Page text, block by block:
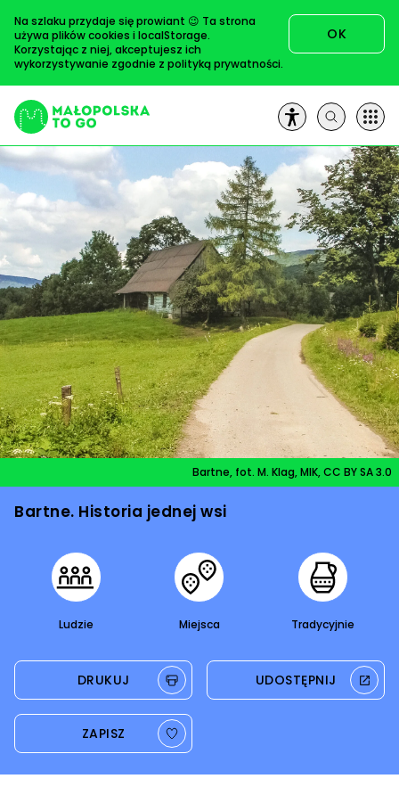
do
treści
Trasy
Artykuły
Książki
Na pole!
Nad wodę!
O nas
Szukaj:
Bartne, fot. M. Klag, MIK, CC BY SA 3.0
Bartne. Historia jednej wsi
Ludzie Miejsca Tradycyjnie
DRUKUJ UDOSTĘPNIJ
ZAPISZ
Na szlaku przydaje się prowiant 😉 Ta strona
używa plików cookies i localStorage.
Korzystając z niej, akceptujesz ich
wykorzystywanie zgodnie z polityką prywatności.
OK